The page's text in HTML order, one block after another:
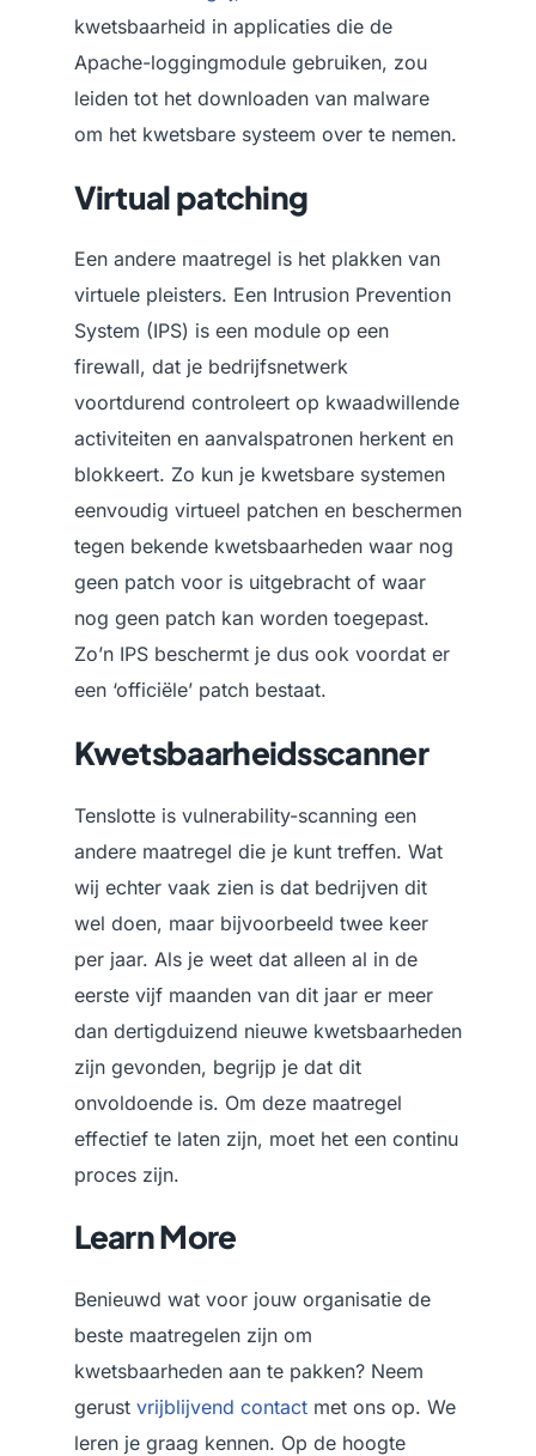
kwetsbaarheid in applicaties die de
Apache-loggingmodule gebruiken, zou
leiden tot het downloaden van malware
om het kwetsbare systeem over te nemen.
Virtual patching
Een andere maatregel is het plakken van
virtuele pleisters. Een Intrusion Prevention
System (IPS) is een module op een
firewall, dat je bedrijfsnetwerk
voortdurend controleert op kwaadwillende
activiteiten en aanvalspatronen herkent en
blokkeert. Zo kun je kwetsbare systemen
eenvoudig virtueel patchen en beschermen
tegen bekende kwetsbaarheden waar nog
geen patch voor is uitgebracht of waar
nog geen patch kan worden toegepast.
Zo’n IPS beschermt je dus ook voordat er
een ‘officiële’ patch bestaat.
Kwetsbaarheidsscanner
Tenslotte is vulnerability-scanning een
andere maatregel die je kunt treffen. Wat
wij echter vaak zien is dat bedrijven dit
wel doen, maar bijvoorbeeld twee keer
per jaar. Als je weet dat alleen al in de
eerste vijf maanden van dit jaar er meer
dan dertigduizend nieuwe kwetsbaarheden
zijn gevonden, begrijp je dat dit
onvoldoende is. Om deze maatregel
effectief te laten zijn, moet het een continu
proces zijn.
Learn More
Benieuwd wat voor jouw organisatie de
beste maatregelen zijn om
kwetsbaarheden aan te pakken? Neem
gerust vrijblijvend contactmet ons op. We
leren je graag kennen. Op de hoogte